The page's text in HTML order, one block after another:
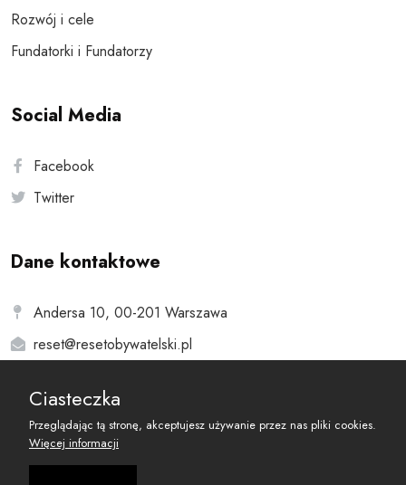
Rozwój i cele
Fundatorki i Fundatorzy
Social Media
Facebook
Twitter
Dane kontaktowe
Andersa 10, 00-201 Warszawa
reset@resetobywatelski.pl
Ciasteczka
Przeglądając tą stronę, akceptujesz używanie przez nas pliki cookies.
Więcej informacji